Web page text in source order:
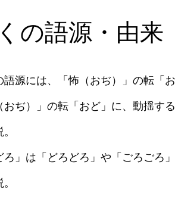
の語源・由来
語源には、「怖（おぢ）」の転「
おぢ）」の転「おど」に、動揺す
ろ」は「どろどろ」や「ごろごろ